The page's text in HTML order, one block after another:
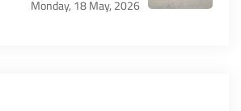
Monday, 18 May, 2026